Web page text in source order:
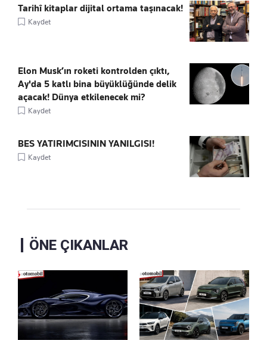
Tarihî kitaplar dijital ortama taşınacak!
Kaydet
Elon Musk’ın roketi kontrolden çıktı,
Ay'da 5 katlı bina büyüklüğünde delik
açacak! Dünya etkilenecek mi?
Kaydet
BES YATIRIMCISININ YANILGISI!
Kaydet
ÖNE ÇIKANLAR